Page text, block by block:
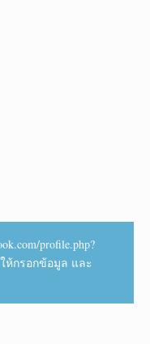
profile.php?
ห้กรอกข้อมูล และ